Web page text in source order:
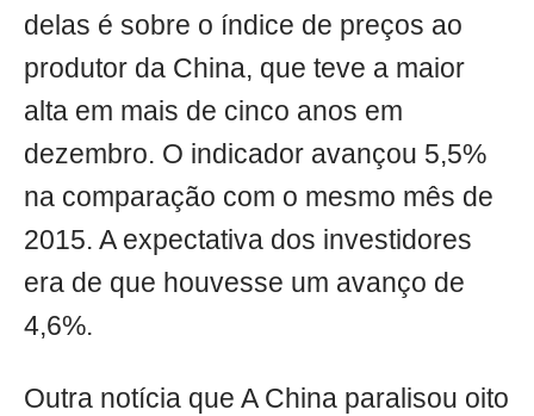
delas é sobre o índice de preços ao
produtor da China, que teve a maior
alta em mais de cinco anos em
dezembro. O indicador avançou 5,5%
na comparação com o mesmo mês de
2015. A expectativa dos investidores
era de que houvesse um avanço de
4,6%.
Outra notícia que A China paralisou oito